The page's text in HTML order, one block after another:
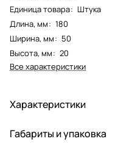
Единица товара: Штука
Длина, мм: 180
Ширина, мм: 50
Высота, мм: 20
Все характеристики
Характеристики
Габариты и упаковка